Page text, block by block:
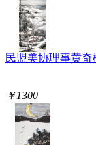
民盟美协理事黄奇
￥1300